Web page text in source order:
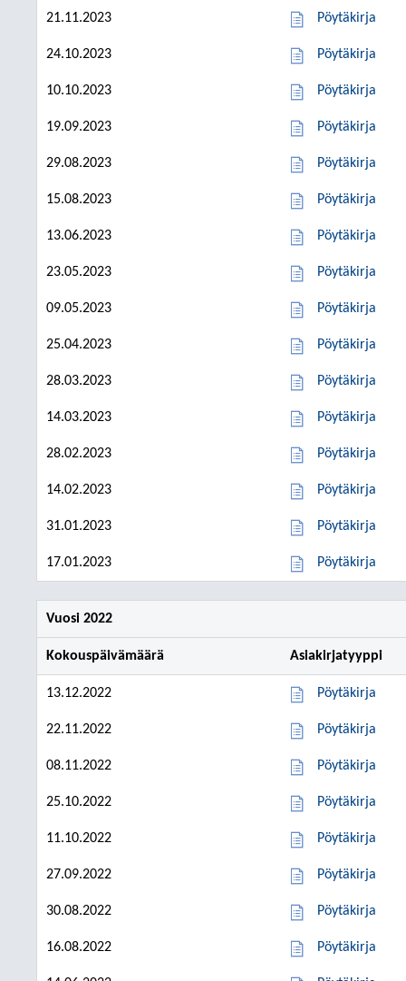
21.11.2023 Pöytäkirja
24.10.2023 Pöytäkirja
10.10.2023 Pöytäkirja
19.09.2023 Pöytäkirja
29.08.2023 Pöytäkirja
15.08.2023 Pöytäkirja
13.06.2023 Pöytäkirja
23.05.2023 Pöytäkirja
09.05.2023 Pöytäkirja
25.04.2023 Pöytäkirja
28.03.2023 Pöytäkirja
14.03.2023 Pöytäkirja
28.02.2023 Pöytäkirja
14.02.2023 Pöytäkirja
31.01.2023 Pöytäkirja
17.01.2023 Pöytäkirja
Vuosi 2022
Kokouspäivämäärä Asiakirjatyyppi
13.12.2022 Pöytäkirja
22.11.2022 Pöytäkirja
08.11.2022 Pöytäkirja
25.10.2022 Pöytäkirja
11.10.2022 Pöytäkirja
27.09.2022 Pöytäkirja
30.08.2022 Pöytäkirja
16.08.2022 Pöytäkirja